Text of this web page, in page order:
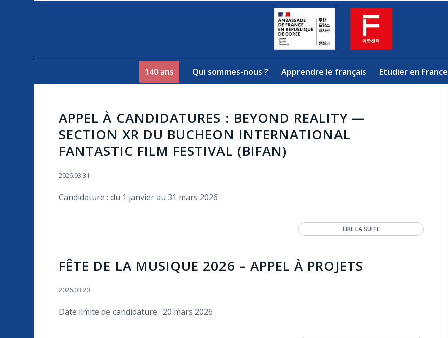
140 ans Qui sommes-nous ? Apprendre le français Etudier en France
APPEL À CANDIDATURES : BEYOND REALITY —
SECTION XR DU BUCHEON INTERNATIONAL
FANTASTIC FILM FESTIVAL (BIFAN)
2026.03.31
Candidature : du 1 janvier au 31 mars 2026
LIRE LA SUITE
FÊTE DE LA MUSIQUE 2026 – APPEL À PROJETS
2026.03.20
Date limite de candidature : 20 mars 2026